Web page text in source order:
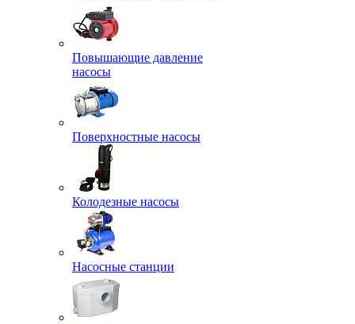
Повышающие давление
насосы
Поверхностные насосы
Колодезные насосы
Насосные станции